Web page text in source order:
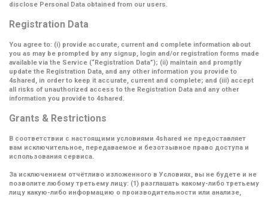
disclose Personal Data obtained from our users.
Registration Data
You agree to: (i) provide accurate, current and complete information about
you as may be prompted by any signup, login and/or registration forms made
available via the Service (“Registration Data”); (ii) maintain and promptly
update the Registration Data, and any other information you provide to
4shared, in order to keep it accurate, current and complete; and (iii) accept
all risks of unauthorized access to the Registration Data and any other
information you provide to 4shared.
Grants & Restrictions
В соответствии с настоящими условиями 4shared не предоставляет
вам исключительное, передаваемое и безотзывное право доступа и
использования сервиса.
За исключением отчётливо изложенного в Условиях, вы не будете и не
позволите любому третьему лицу: (1) разглашать какому-либо третьему
лицу какую-либо информацию о производительности или анализе,